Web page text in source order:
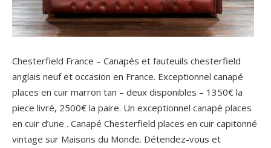
Chesterfield France – Canapés et fauteuils chesterfield
anglais neuf et occasion en France. Exceptionnel canapé
places en cuir marron tan – deux disponibles – 1350€ la
piece livré, 2500€ la paire. Un exceptionnel canapé places
en cuir d’une . Canapé Chesterfield places en cuir capitonné
vintage sur Maisons du Monde. Détendez-vous et